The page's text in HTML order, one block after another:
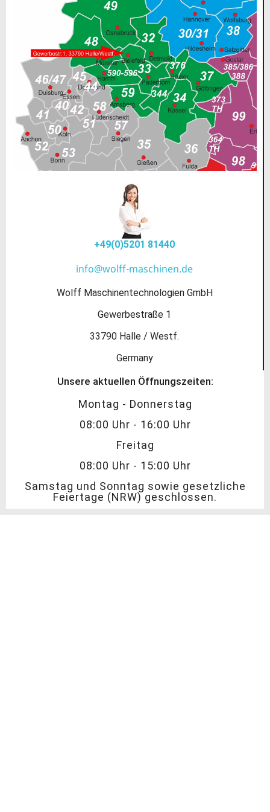
+49(0)5201 81440
info@wolff-maschinen.de
Wolff Maschinentechnologien GmbH
Gewerbestraße 1
33790 Halle / Westf.
Germany
Unsere aktuellen Öffnungszeiten:
Montag - Donnerstag
08:00 Uhr - 16:00 Uhr
Freitag
08:00 Uhr - 15:00 Uhr
Samstag und Sonntag sowie gesetzliche
Feiertage (NRW) geschlossen.